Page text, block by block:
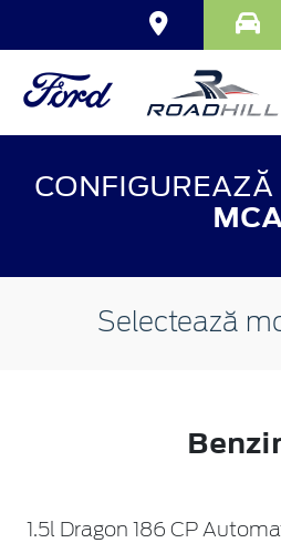
CONFIGUREAZĂ
Selectează
1.5l Dragon 186 CP